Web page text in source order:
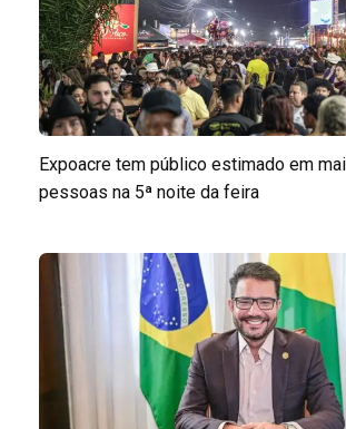
Expoacre tem público estimado em
pessoas na 5ª noite da feira